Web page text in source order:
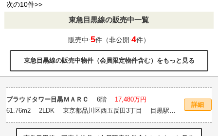
次の10件>>
東急目黒線の販売中一覧
販売中:5件（非公開:4件）
東急目黒線の販売中物件（会員限定物件含む）をもっと見る
プラウドタワー目黒ＭＡＲＣ 6階 17,480万円
61.76m2 2LDK 東京都品川区西五反田3丁目 目黒駅徒
歩9分
詳細